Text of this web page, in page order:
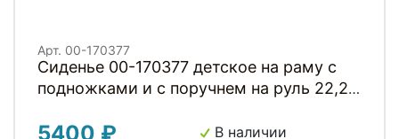
Арт. 00-170377
Сиденье 00-170377 детское на раму с
подножками и с поручнем на руль 22,2-
5400 ₽ В наличии